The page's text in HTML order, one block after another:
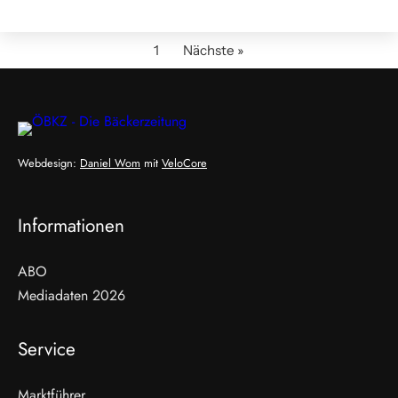
1 Nächste »
Webdesign: Daniel Wom mit VeloCore
Informationen
ABO
Mediadaten 2026
Service